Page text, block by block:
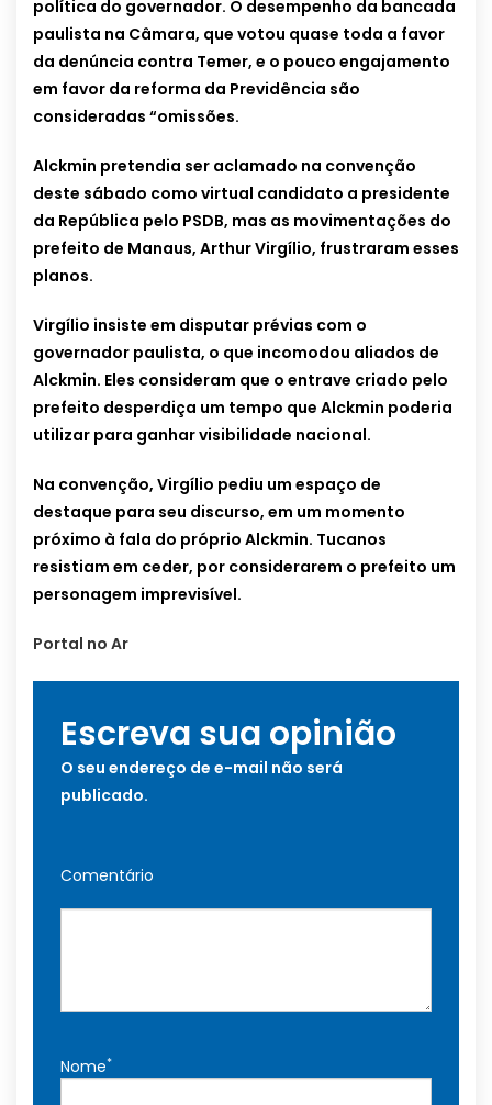
política do governador. O desempenho da bancada
paulista na Câmara, que votou quase toda a favor
da denúncia contra Temer, e o pouco engajamento
em favor da reforma da Previdência são
consideradas “omissões.
Alckmin pretendia ser aclamado na convenção
deste sábado como virtual candidato a presidente
da República pelo PSDB, mas as movimentações do
prefeito de Manaus, Arthur Virgílio, frustraram esses
planos.
Virgílio insiste em disputar prévias com o
governador paulista, o que incomodou aliados de
Alckmin. Eles consideram que o entrave criado pelo
prefeito desperdiça um tempo que Alckmin poderia
utilizar para ganhar visibilidade nacional.
Na convenção, Virgílio pediu um espaço de
destaque para seu discurso, em um momento
próximo à fala do próprio Alckmin. Tucanos
resistiam em ceder, por considerarem o prefeito um
personagem imprevisível.
Portal no Ar
Escreva sua opinião
O seu endereço de e-mail não será
publicado.
Comentário
Nome*